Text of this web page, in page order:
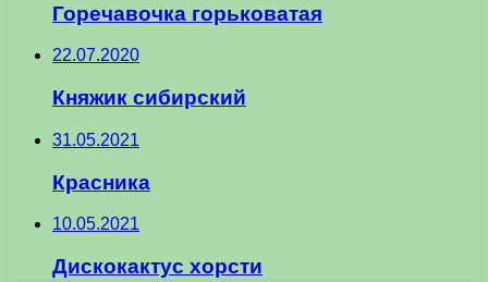
Горечавочка горьковатая
22.07.2020
Княжик сибирский
31.05.2021
Красника
10.05.2021
Дискокактус хорсти